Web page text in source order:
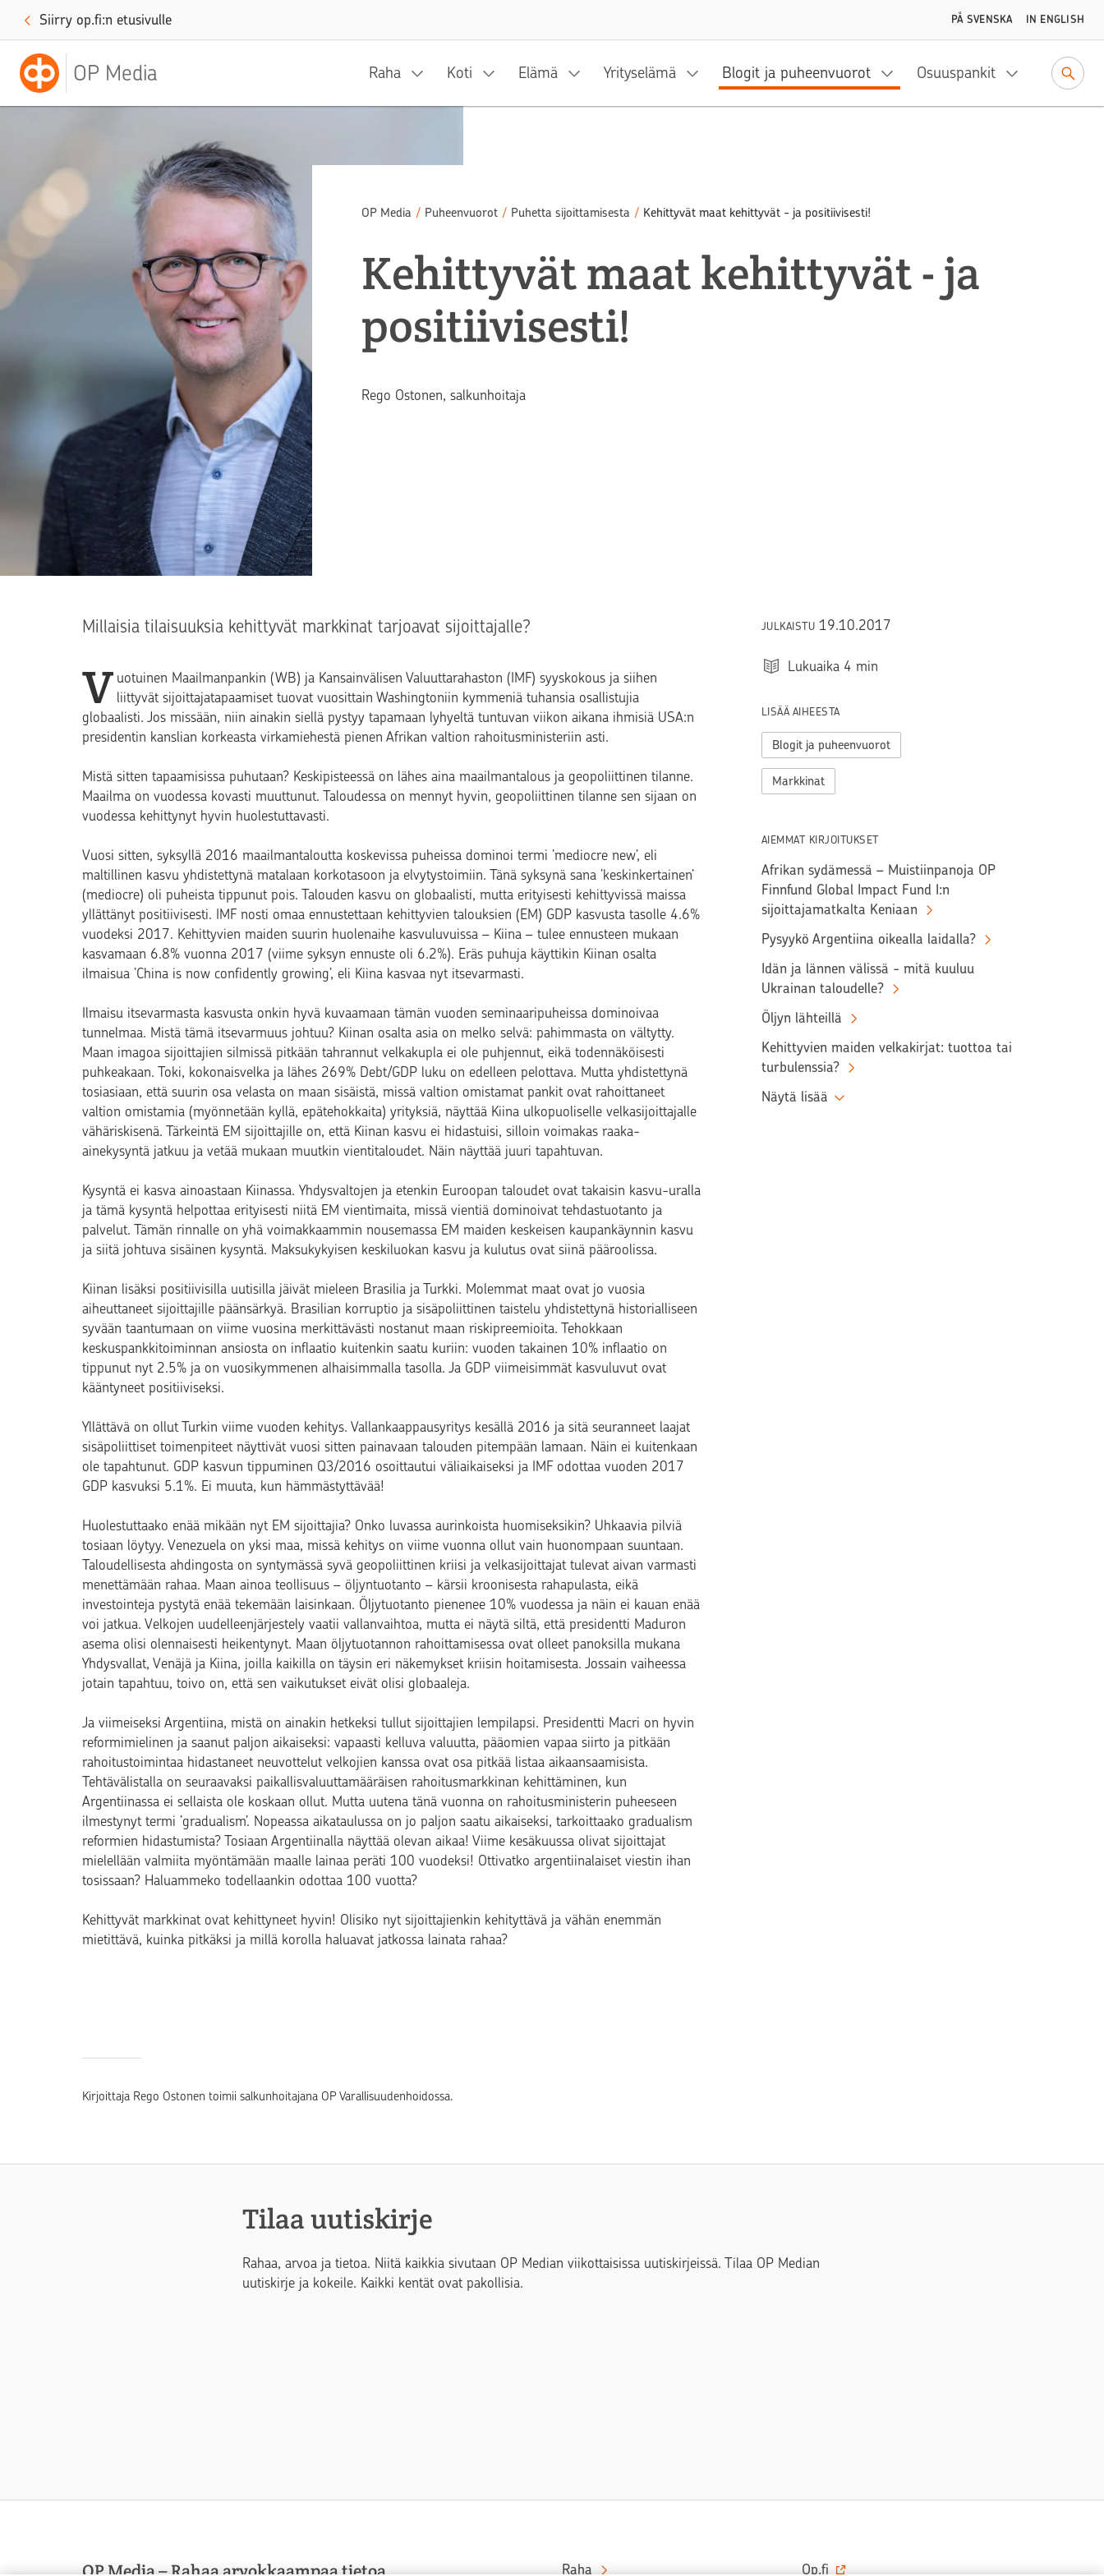
Siirry op.fi:n etusivulle PÅ SVENSKA IN ENGLISH
OP Media Raha Koti Elämä Yrityselämä Blogit ja puheenvuorot Osuuspankit
OP Media / Puheenvuorot / Puhetta sijoittamisesta / Kehittyvät maat kehittyvät - ja positiivisesti!
Kehittyvät maat kehittyvät - ja
positiivisesti!
Teksti
Rego Ostonen, salkunhoitaja
Millaisia tilaisuuksia kehittyvät markkinat tarjoavat sijoittajalle?
V uotuinen Maailmanpankin (WB) ja Kansainvälisen Valuuttarahaston (IMF) syyskokous ja siihen
liittyvät sijoittajatapaamiset tuovat vuosittain Washingtoniin kymmeniä tuhansia osallistujia
globaalisti. Jos missään, niin ainakin siellä pystyy tapamaan lyhyeltä tuntuvan viikon aikana ihmisiä USA:n
presidentin kanslian korkeasta virkamiehestä pienen Afrikan valtion rahoitusministeriin asti.
Mistä sitten tapaamisissa puhutaan? Keskipisteessä on lähes aina maailmantalous ja geopoliittinen tilanne.
Maailma on vuodessa kovasti muuttunut. Taloudessa on mennyt hyvin, geopoliittinen tilanne sen sijaan on
vuodessa kehittynyt hyvin huolestuttavasti.
Vuosi sitten, syksyllä 2016 maailmantaloutta koskevissa puheissa dominoi termi ’mediocre new’, eli
maltillinen kasvu yhdistettynä matalaan korkotasoon ja elvytystoimiin. Tänä syksynä sana ’keskinkertainen’
(mediocre) oli puheista tippunut pois. Talouden kasvu on globaalisti, mutta erityisesti kehittyvissä maissa
yllättänyt positiivisesti. IMF nosti omaa ennustettaan kehittyvien talouksien (EM) GDP kasvusta tasolle 4.6%
vuodeksi 2017. Kehittyvien maiden suurin huolenaihe kasvuluvuissa – Kiina – tulee ennusteen mukaan
kasvamaan 6.8% vuonna 2017 (viime syksyn ennuste oli 6.2%). Eräs puhuja käyttikin Kiinan osalta
ilmaisua ’China is now confidently growing’, eli Kiina kasvaa nyt itsevarmasti.
Ilmaisu itsevarmasta kasvusta onkin hyvä kuvaamaan tämän vuoden seminaaripuheissa dominoivaa
tunnelmaa. Mistä tämä itsevarmuus johtuu? Kiinan osalta asia on melko selvä: pahimmasta on vältytty.
Maan imagoa sijoittajien silmissä pitkään tahrannut velkakupla ei ole puhjennut, eikä todennäköisesti
puhkeakaan. Toki, kokonaisvelka ja lähes 269% Debt/GDP luku on edelleen pelottava. Mutta yhdistettynä
tosiasiaan, että suurin osa velasta on maan sisäistä, missä valtion omistamat pankit ovat rahoittaneet
valtion omistamia (myönnetään kyllä, epätehokkaita) yrityksiä, näyttää Kiina ulkopuoliselle velkasijoittajalle
vähäriskisenä. Tärkeintä EM sijoittajille on, että Kiinan kasvu ei hidastuisi, silloin voimakas raaka-
ainekysyntä jatkuu ja vetää mukaan muutkin vientitaloudet. Näin näyttää juuri tapahtuvan.
Kysyntä ei kasva ainoastaan Kiinassa. Yhdysvaltojen ja etenkin Euroopan taloudet ovat takaisin kasvu-uralla
ja tämä kysyntä helpottaa erityisesti niitä EM vientimaita, missä vientiä dominoivat tehdastuotanto ja
palvelut. Tämän rinnalle on yhä voimakkaammin nousemassa EM maiden keskeisen kaupankäynnin kasvu
ja siitä johtuva sisäinen kysyntä. Maksukykyisen keskiluokan kasvu ja kulutus ovat siinä pääroolissa.
Kiinan lisäksi positiivisilla uutisilla jäivät mieleen Brasilia ja Turkki. Molemmat maat ovat jo vuosia
aiheuttaneet sijoittajille päänsärkyä. Brasilian korruptio ja sisäpoliittinen taistelu yhdistettynä historialliseen
syvään taantumaan on viime vuosina merkittävästi nostanut maan riskipreemioita. Tehokkaan
keskuspankkitoiminnan ansiosta on inflaatio kuitenkin saatu kuriin: vuoden takainen 10% inflaatio on
tippunut nyt 2.5% ja on vuosikymmenen alhaisimmalla tasolla. Ja GDP viimeisimmät kasvuluvut ovat
kääntyneet positiiviseksi.
Yllättävä on ollut Turkin viime vuoden kehitys. Vallankaappausyritys kesällä 2016 ja sitä seuranneet laajat
sisäpoliittiset toimenpiteet näyttivät vuosi sitten painavaan talouden pitempään lamaan. Näin ei kuitenkaan
ole tapahtunut. GDP kasvun tippuminen Q3/2016 osoittautui väliaikaiseksi ja IMF odottaa vuoden 2017
GDP kasvuksi 5.1%. Ei muuta, kun hämmästyttävää!
Huolestuttaako enää mikään nyt EM sijoittajia? Onko luvassa aurinkoista huomiseksikin? Uhkaavia pilviä
tosiaan löytyy. Venezuela on yksi maa, missä kehitys on viime vuonna ollut vain huonompaan suuntaan.
Taloudellisesta ahdingosta on syntymässä syvä geopoliittinen kriisi ja velkasijoittajat tulevat aivan varmasti
menettämään rahaa. Maan ainoa teollisuus – öljyntuotanto – kärsii kroonisesta rahapulasta, eikä
investointeja pystytä enää tekemään laisinkaan. Öljytuotanto pienenee 10% vuodessa ja näin ei kauan enää
voi jatkua. Velkojen uudelleenjärjestely vaatii vallanvaihtoa, mutta ei näytä siltä, että presidentti Maduron
asema olisi olennaisesti heikentynyt. Maan öljytuotannon rahoittamisessa ovat olleet panoksilla mukana
Yhdysvallat, Venäjä ja Kiina, joilla kaikilla on täysin eri näkemykset kriisin hoitamisesta. Jossain vaiheessa
jotain tapahtuu, toivo on, että sen vaikutukset eivät olisi globaaleja.
Ja viimeiseksi Argentiina, mistä on ainakin hetkeksi tullut sijoittajien lempilapsi. Presidentti Macri on hyvin
reformimielinen ja saanut paljon aikaiseksi: vapaasti kelluva valuutta, pääomien vapaa siirto ja pitkään
rahoitustoimintaa hidastaneet neuvottelut velkojien kanssa ovat osa pitkää listaa aikaansaamisista.
Tehtävälistalla on seuraavaksi paikallisvaluuttamääräisen rahoitusmarkkinan kehittäminen, kun
Argentiinassa ei sellaista ole koskaan ollut. Mutta uutena tänä vuonna on rahoitusministerin puheeseen
ilmestynyt termi ’gradualism’. Nopeassa aikataulussa on jo paljon saatu aikaiseksi, tarkoittaako gradualism
reformien hidastumista? Tosiaan Argentiinalla näyttää olevan aikaa! Viime kesäkuussa olivat sijoittajat
mielellään valmiita myöntämään maalle lainaa peräti 100 vuodeksi! Ottivatko argentiinalaiset viestin ihan
tosissaan? Haluammeko todellaankin odottaa 100 vuotta?
Kehittyvät markkinat ovat kehittyneet hyvin! Olisiko nyt sijoittajienkin kehityttävä ja vähän enemmän
mietittävä, kuinka pitkäksi ja millä korolla haluavat jatkossa lainata rahaa?
Kirjoittaja Rego Ostonen toimii salkunhoitajana OP Varallisuudenhoidossa.
JULKAISTU 19.10.2017
Lukuaika 4 min
LISÄÄ AIHEESTA
Blogit ja puheenvuorot
Markkinat
AIEMMAT KIRJOITUKSET
Afrikan sydämessä – Muistiinpanoja OP
Finnfund Global Impact Fund I:n
sijoittajamatkalta Keniaan
Pysyykö Argentiina oikealla laidalla?
Idän ja lännen välissä - mitä kuuluu
Ukrainan taloudelle?
Öljyn lähteillä
Kehittyvien maiden velkakirjat: tuottoa tai
turbulenssia?
Näytä lisää
Tilaa uutiskirje
Rahaa, arvoa ja tietoa. Niitä kaikkia sivutaan OP Median viikottaisissa uutiskirjeissä. Tilaa OP Median
uutiskirje ja kokeile. Kaikki kentät ovat pakollisia.
OP Media – Rahaa arvokkaampaa tietoa Raha Op.fi